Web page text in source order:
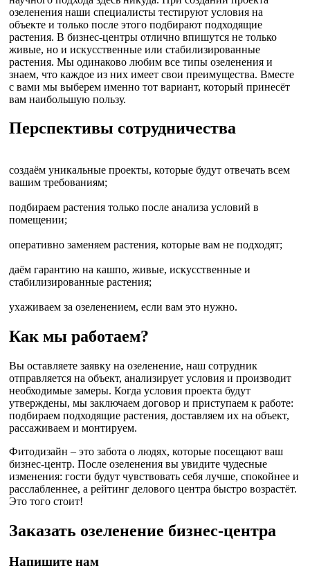
озеленения наши специалисты тестируют условия на
объекте и только после этого подбирают подходящие
растения. В бизнес-центры отлично впишутся не только
живые, но и искусственные или стабилизированные
растения. Мы одинаково любим все типы озеленения и
знаем, что каждое из них имеет свои преимущества. Вместе
с вами мы выберем именно тот вариант, который принесёт
вам наибольшую пользу.
Перспективы сотрудничества
создаём уникальные проекты, которые будут отвечать всем
вашим требованиям;
подбираем растения только после анализа условий в
помещении;
оперативно заменяем растения, которые вам не подходят;
даём гарантию на кашпо, живые, искусственные и
стабилизированные растения;
ухаживаем за озеленением, если вам это нужно.
Как мы работаем?
Вы оставляете заявку на озеленение, наш сотрудник
отправляется на объект, анализирует условия и производит
необходимые замеры. Когда условия проекта будут
утверждены, мы заключаем договор и приступаем к работе:
подбираем подходящие растения, доставляем их на объект,
рассаживаем и монтируем.
Фитодизайн – это забота о людях, которые посещают ваш
бизнес-центр. После озеленения вы увидите чудесные
изменения: гости будут чувствовать себя лучше, спокойнее и
расслабленнее, а рейтинг делового центра быстро возрастёт.
Это того стоит!
Заказать озеленение бизнес-центра
Напишите нам